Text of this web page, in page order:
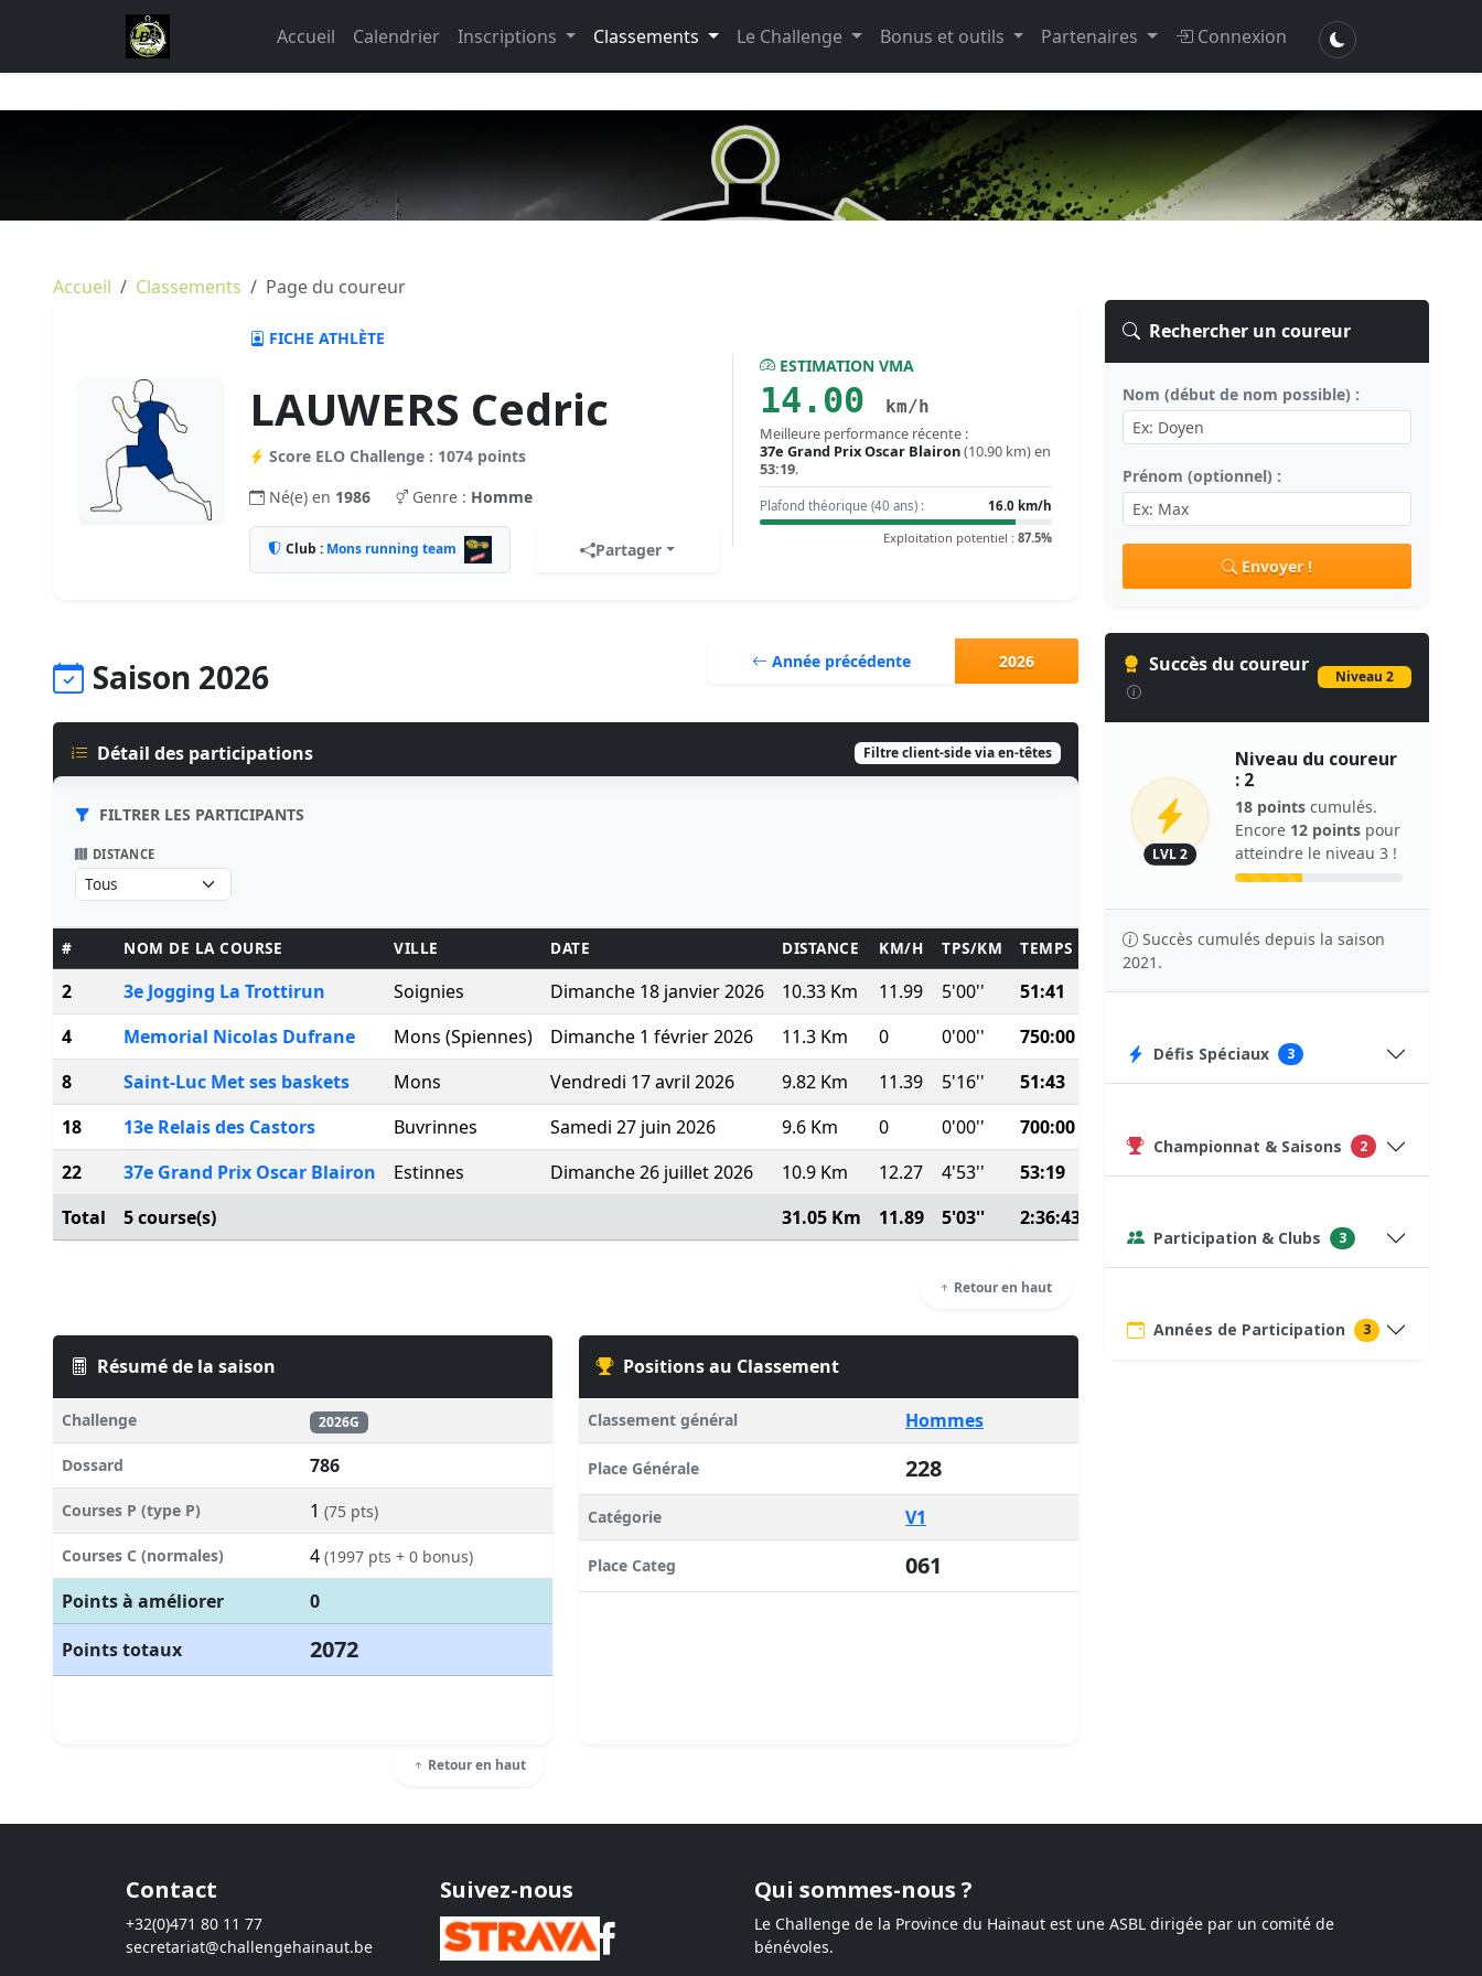
Accueil Calendrier Inscriptions Classements Le Challenge Bonus et outils Partenaires Connexion
Accueil Classements Page du coureur
FICHE ATHLÈTE
LAUWERS Cedric
Score ELO Challenge : 1074 points
Né(e) en 1986 Genre : Homme
Club : Mons running team Partager
ESTIMATION VMA
14.00 km/h
Meilleure performance récente :
37e Grand Prix Oscar Blairon(10.90 km) en
53:19.
Plafond théorique (40 ans) :
16.0 km/h
Exploitation potentiel : 87.5%
Saison 2026 Année précédente 2026
Détail des participations Filtre client-side via en-têtes
FILTRER LES PARTICIPANTS
DISTANCE
# NOM DE LA COURSE VILLE DATE DISTANCE KM/H TPS/KM TEMPS POINTS
2 3e Jogging La Trottirun Soignies Dimanche 18 janvier 2026 10.33 Km 11.99 5'00'' 51:41
656
4
Memorial Nicolas Dufrane Mons (Spiennes) Dimanche 1 février 2026 11.3 Km 0 0'00'' 750:00
8
Saint-Luc Met ses baskets Mons Vendredi 17 avril 2026 9.82 Km 11.39 5'16'' 51:43
621
18
13e Relais des Castors Buvrinnes Samedi 27 juin 2026 9.6 Km 0 0'00'' 700:00
22 37e Grand Prix Oscar Blairon Estinnes Dimanche 26 juillet 2026 10.9 Km 12.27 4'53'' 53:19
700
Total
5 course(s) 31.05 Km 11.89 5'03'' 2:36:43
Retour en haut
Résumé de la saison
Challenge 2026G
Dossard 786
Courses P (type P) 1 (75 pts)
Courses C (normales) 4 (1997 pts + 0 bonus)
Points à améliorer
0
Points totaux
2072
Retour en haut
Positions au Classement
Classement général Hommes
Place Générale 228
Catégorie V1
Place Categ 061
Rechercher un coureur
Nom (début de nom possible) :
Prénom (optionnel) :
Envoyer !
Succès du coureur
Niveau 2
LVL 2
Niveau du coureur
: 2
18 points cumulés.
Encore 12 points pour
atteindre le niveau 3 !
Succès cumulés depuis la saison
2021.
Défis Spéciaux 3
Championnat & Saisons 2
Participation & Clubs 3
Années de Participation 3
Contact
+32(0)471 80 11 77
secretariat@challengehainaut.be
Suivez-nous Qui sommes-nous ?
Le Challenge de la Province du Hainaut est une ASBL dirigée par un comité de
bénévoles.